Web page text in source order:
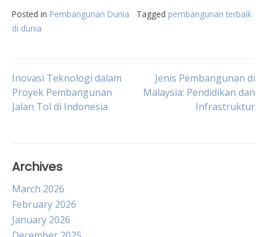
Posted in Pembangunan Dunia Tagged pembangunan terbaik
di dunia
Post
navigation
Inovasi Teknologi dalam
Proyek Pembangunan
Jalan Tol di Indonesia
Jenis Pembangunan di
Malaysia: Pendidikan dan
Infrastruktur
Archives
March 2026
February 2026
January 2026